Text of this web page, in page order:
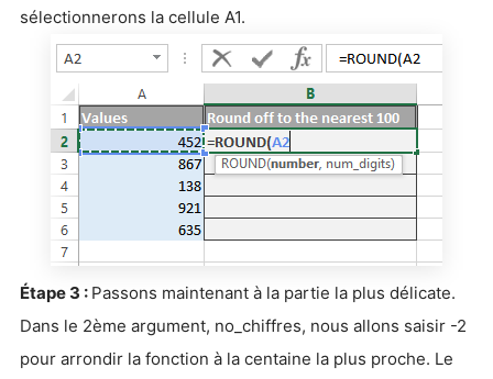
sélectionnerons la cellule A1.
Étape 3 : Passons maintenant à la partie la plus délicate.
Dans le 2ème argument, no_chiffres, nous allons saisir -2
pour arrondir la fonction à la centaine la plus proche. Le